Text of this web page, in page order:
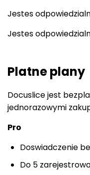
Jestes
Jestes
Platne plany
Docuslice jest
jednorazowymi
Pro
Doswiadczenie
Do 5